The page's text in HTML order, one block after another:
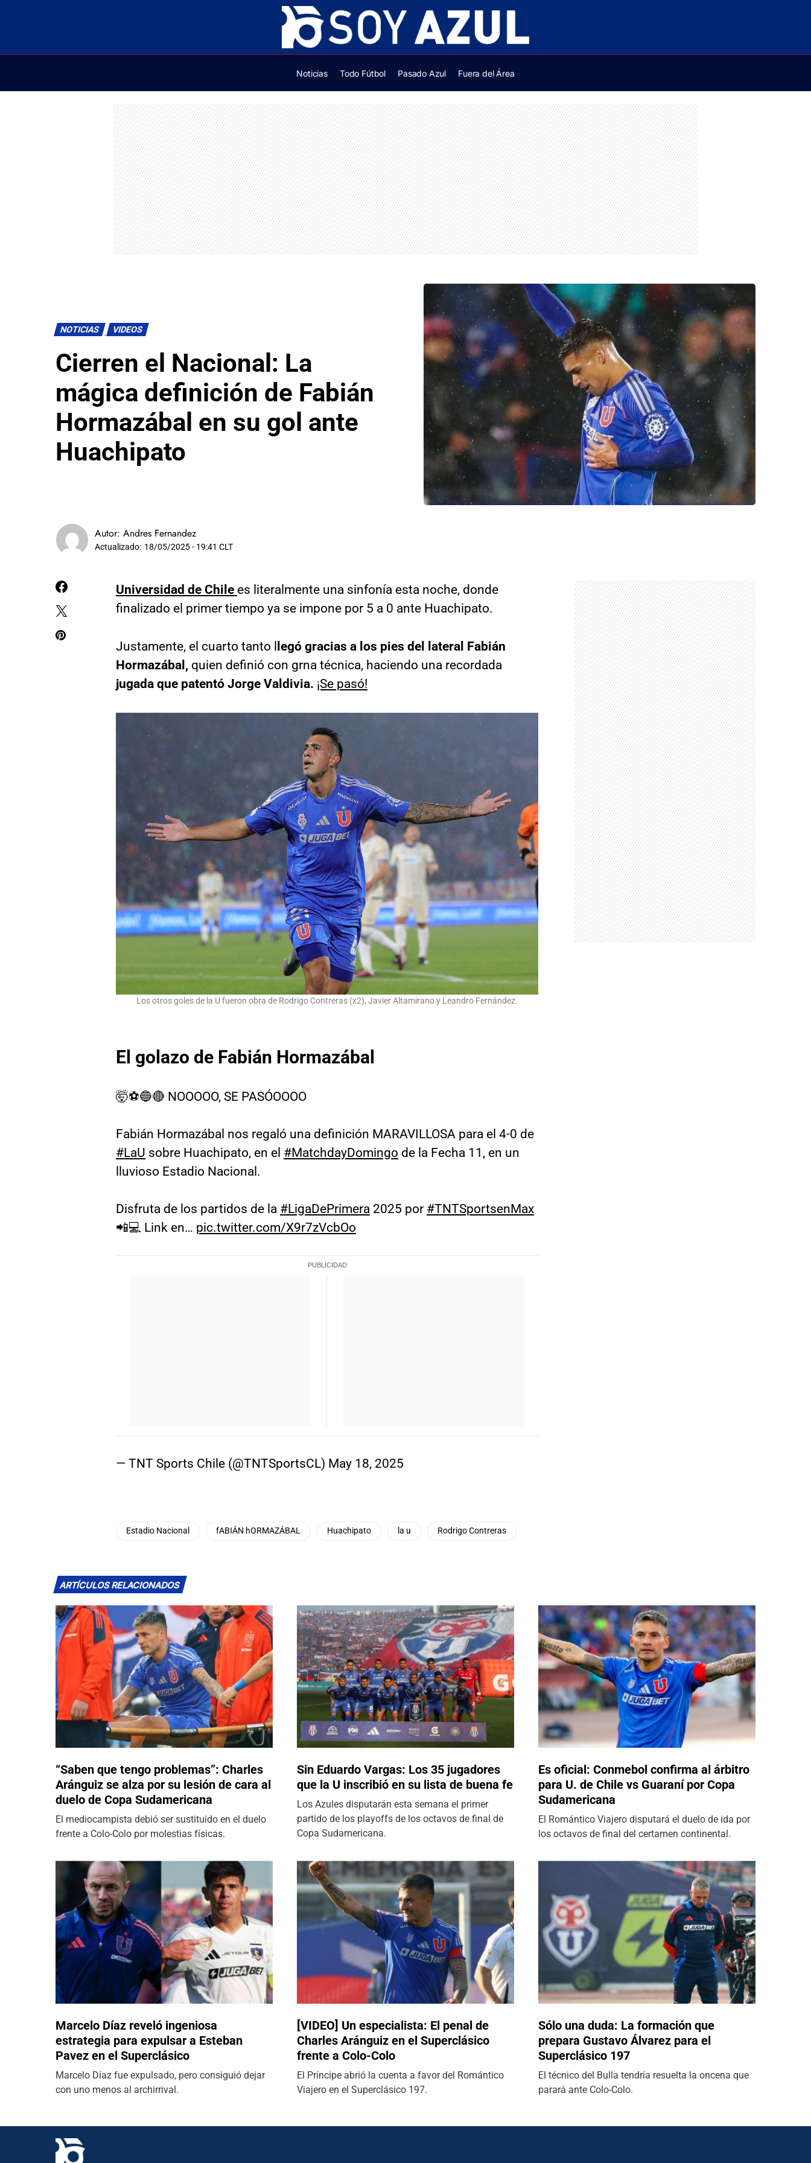
Noticias Todo Fútbol Pasado Azul Fuera del Área
NOTICIAS VIDEOS
Cierren el Nacional: La
mágica definición de Fabián
Hormazábal en su gol ante
Huachipato
Autor: Andres Fernandez
Actualizado: 18/05/2025 - 19:41 CLT
Universidad de Chile es literalmente una sinfonía esta noche, donde
finalizado el primer tiempo ya se impone por 5 a 0 ante Huachipato.
Justamente, el cuarto tanto l
legó gracias a los pies del lateral Fabián
Hormazábal, quien definió con grna técnica, haciendo una recordada
jugada que patentó Jorge Valdivia. ¡Se pasó!
Los otros goles de la U fueron obra de Rodrigo Contreras (x2), Javier Altamirano y Leandro Fernández.
El golazo de Fabián Hormazábal
🤯⚽🔵🔴 NOOOOO, SE PASÓOOOO
Fabián Hormazábal nos regaló una definición MARAVILLOSA para el 4-0 de
#LaU sobre Huachipato, en el #MatchdayDomingo de la Fecha 11, en un
lluvioso Estadio Nacional.
Disfruta de los partidos de la #LigaDePrimera 2025 por #TNTSportsenMax
📲💻 Link en… pic.twitter.com/X9r7zVcbOo
— TNT Sports Chile (@TNTSportsCL) May 18, 2025
Estadio Nacional fABIÁN hORMAZÁBAL Huachipato la u Rodrigo Contreras
ARTÍCULOS RELACIONADOS
“Saben que tengo problemas”: Charles
Aránguiz se alza por su lesión de cara al
duelo de Copa Sudamericana
El mediocampista debió ser sustituido en el duelo
frente a Colo-Colo por molestias físicas.
Sin Eduardo Vargas: Los 35 jugadores
que la U inscribió en su lista de buena fe
Los Azules disputarán esta semana el primer
partido de los playoffs de los octavos de final de
Copa Sudamericana.
Es oficial: Conmebol confirma al árbitro
para U. de Chile vs Guaraní por Copa
Sudamericana
El Romántico Viajero disputará el duelo de ida por
los octavos de final del certamen continental.
Marcelo Díaz reveló ingeniosa
estrategia para expulsar a Esteban
Pavez en el Superclásico
Marcelo Díaz fue expulsado, pero consiguió dejar
con uno menos al archirrival.
[VIDEO] Un especialista: El penal de
Charles Aránguiz en el Superclásico
frente a Colo-Colo
El Príncipe abrió la cuenta a favor del Romántico
Viajero en el Superclásico 197.
Sólo una duda: La formación que
prepara Gustavo Álvarez para el
Superclásico 197
El técnico del Bulla tendría resuelta la oncena que
parará ante Colo-Colo.